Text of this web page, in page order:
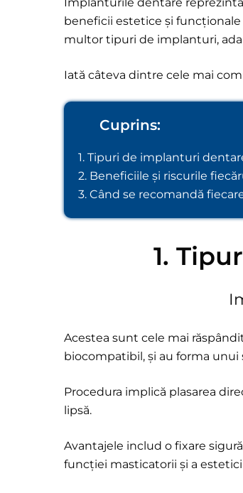
beneficii estetice și
multor tipuri de implanturi,
Iată câteva dintre cele mai
Cuprins:
1.Tipuri de implanturi
2. Beneficiile și riscurile
3. Când se recomandă
1.
Acestea sunt cele mai
biocompatibil, și au forma unui
Procedura implică plasarea
lipsă.
Avantajele includ o fixare
funcției masticatorii și a